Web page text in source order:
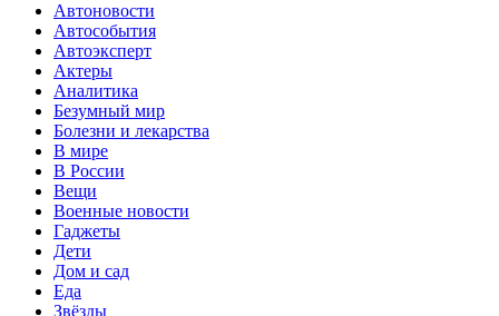
Автоновости
Автособытия
Автоэксперт
Актеры
Аналитика
Безумный мир
Болезни и лекарства
В мире
В России
Вещи
Военные новости
Гаджеты
Дети
Дом и сад
Еда
Звёзды